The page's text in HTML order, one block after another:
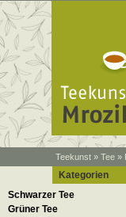
Teekunst » Tee »
Kategorien
Schwarzer Tee
Grüner Tee